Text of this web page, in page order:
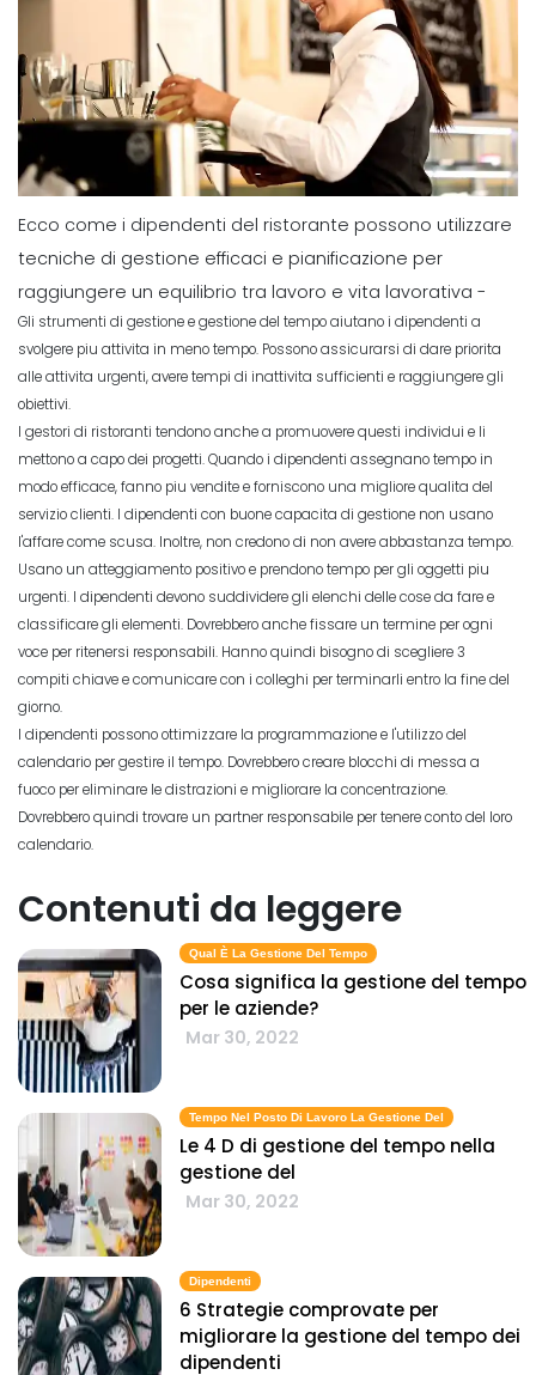
Ecco come i dipendenti del ristorante possono utilizzare
tecniche di gestione efficaci e pianificazione per
raggiungere un equilibrio tra lavoro e vita lavorativa -
Gli strumenti di gestione e gestione del tempo aiutano i dipendenti a
svolgere piu attivita in meno tempo. Possono assicurarsi di dare priorita
alle attivita urgenti, avere tempi di inattivita sufficienti e raggiungere gli
obiettivi.
I gestori di ristoranti tendono anche a promuovere questi individui e li
mettono a capo dei progetti. Quando i dipendenti assegnano tempo in
modo efficace, fanno piu vendite e forniscono una migliore qualita del
servizio clienti. I dipendenti con buone capacita di gestione non usano
l'affare come scusa. Inoltre, non credono di non avere abbastanza tempo.
Usano un atteggiamento positivo e prendono tempo per gli oggetti piu
urgenti. I dipendenti devono suddividere gli elenchi delle cose da fare e
classificare gli elementi. Dovrebbero anche fissare un termine per ogni
voce per ritenersi responsabili. Hanno quindi bisogno di scegliere 3
compiti chiave e comunicare con i colleghi per terminarli entro la fine del
giorno.
I dipendenti possono ottimizzare la programmazione e l'utilizzo del
calendario per gestire il tempo. Dovrebbero creare blocchi di messa a
fuoco per eliminare le distrazioni e migliorare la concentrazione.
Dovrebbero quindi trovare un partner responsabile per tenere conto del loro
calendario.
Contenuti da leggere
Qual È La Gestione Del Tempo
Cosa significa la gestione del tempo
per le aziende?
Mar 30, 2022
Tempo Nel Posto Di Lavoro La Gestione Del
Le 4 D di gestione del tempo nella
gestione del
Mar 30, 2022
Dipendenti
6 Strategie comprovate per
migliorare la gestione del tempo dei
dipendenti